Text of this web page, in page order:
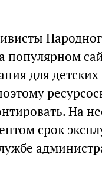
популярном
для
На
срок